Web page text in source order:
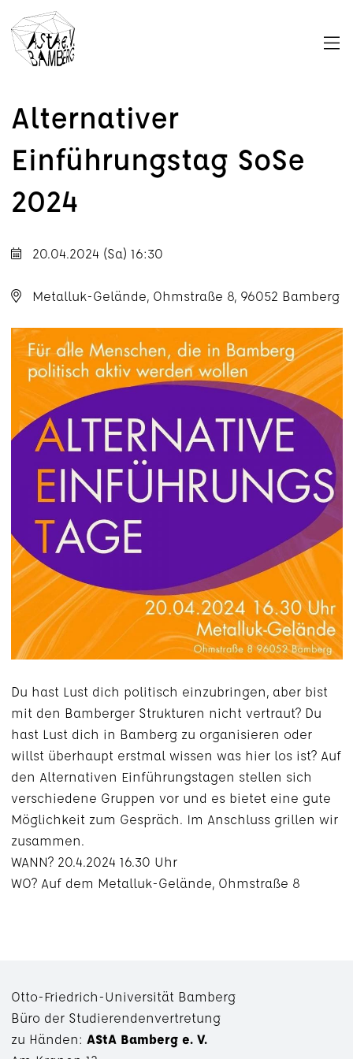
Alternativer
Einführungstag SoSe
2024
20.04.2024 (Sa) 16:30
Metalluk-Gelände, Ohmstraße 8, 96052 Bamberg
Du hast Lust dich politisch einzubringen, aber bist
mit den Bamberger Strukturen nicht vertraut? Du
hast Lust dich in Bamberg zu organisieren oder
willst überhaupt erstmal wissen was hier los ist? Auf
den Alternativen Einführungstagen stellen sich
verschiedene Gruppen vor und es bietet eine gute
Möglichkeit zum Gespräch. Im Anschluss grillen wir
zusammen.
WANN? 20.4.2024 16.30 Uhr
WO? Auf dem Metalluk-Gelände, Ohmstraße 8
Otto-Friedrich-Universität Bamberg
Büro der Studierendenvertretung
zu Händen: AStA Bamberg e. V.